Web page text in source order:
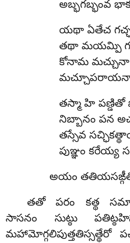
అబ్భగబ్భంవ
యథా ఏతేచ
తథా మయమ్పి
కోనామ మచ్చునా
మచ్చూపరాయనా
తస్మా హి
నిబ్బానం పన
తస్సేవ
పుఞ్ఞం కరేయ్య
అయం
తతో పరం కత్థ
సాసనం సుట్ఠు
మహామోగ్గలిపుత్తతిస్సత్థేరో